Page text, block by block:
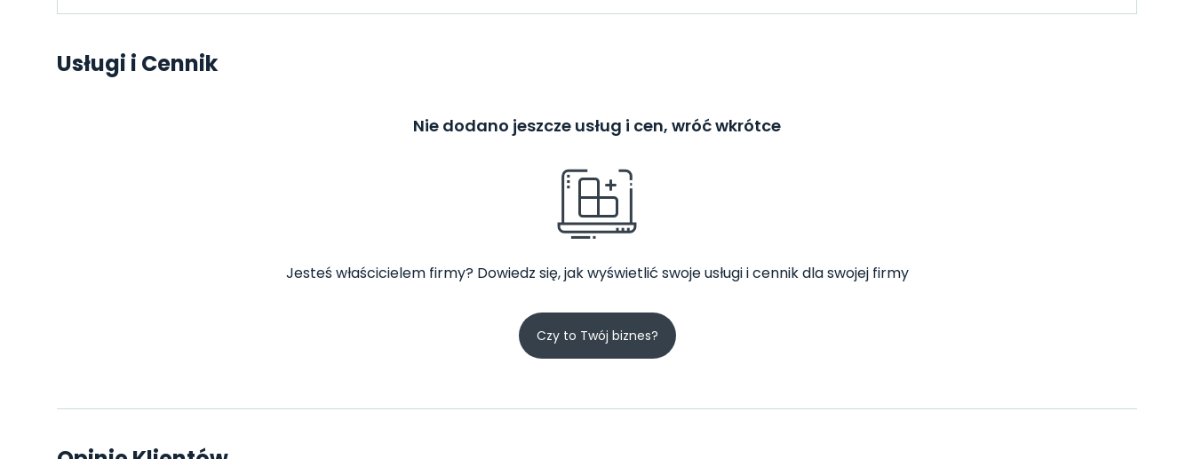
Usługi i Cennik
Nie dodano jeszcze usług i cen, wróć wkrótce
Jesteś właścicielem firmy? Dowiedz się, jak wyświetlić swoje usługi i cennik dla swojej firmy
Czy to Twój biznes?